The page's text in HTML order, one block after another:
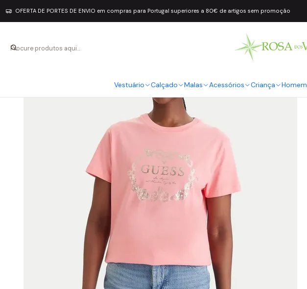
Vestuário Calçado Malas Acessórios Criança Homem
OFERTA DE PORTES DE ENVIO em compras para Portugal superiores a 80€ de artigos sem promoção